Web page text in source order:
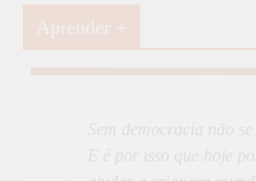
Aprender +
Aprender Mais